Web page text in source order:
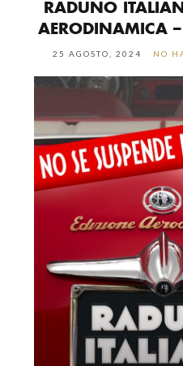
RADUNO
AERODINAMICA
25 AGOSTO, 2024 NO